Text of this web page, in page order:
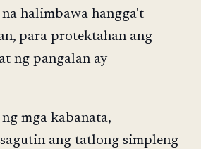
halimbawa hangga't
para protektahan ang
ng pangalan ay
mga kabanata,
ang tatlong simpleng